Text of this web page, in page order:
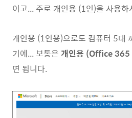
이고... 주로 개인용 (1인)을 사용하
개인용 (1인용)으로도 컴퓨터 5대
기에... 보통은 개인용 (Office
면 됩니다.